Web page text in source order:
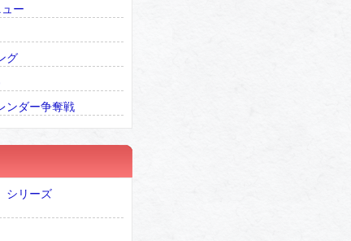
ー
グ
ンダー争奪戦
シリーズ